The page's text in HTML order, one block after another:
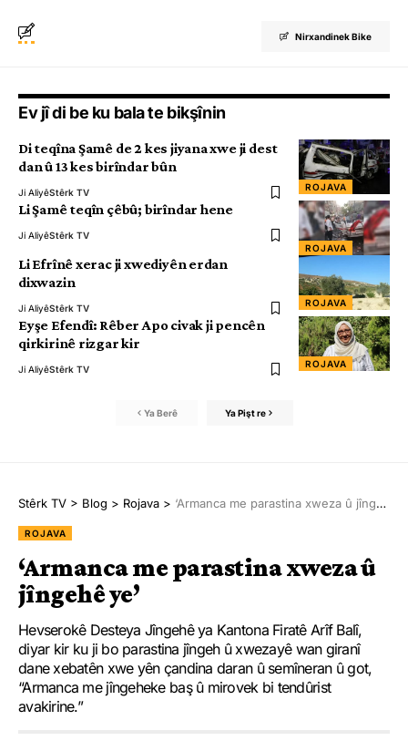
Nirxandinek Bike
Ev jî di be ku bala te bikşînin
ROJAVA
Di teqîna Şamê de 2 kes jiyana xwe ji dest
dan û 13 kes birîndar bûn
Ji AliyêStêrk TV
ROJAVA
Li Şamê teqîn çêbû; birîndar hene
Ji AliyêStêrk TV
ROJAVA
Li Efrînê xerac ji xwediyên erdan
dixwazin
Ji AliyêStêrk TV
ROJAVA
Eyşe Efendî: Rêber Apo civak ji pencên
qirkirinê rizgar kir
Ji AliyêStêrk TV
Ya Berê Ya Pişt re
Stêrk TV > Blog > Rojava > ‘Armanca me parastina xweza û jîngehê ye’
ROJAVA
‘Armanca me parastina xweza û
jîngehê ye’
Hevserokê Desteya Jîngehê ya Kantona Firatê Arîf Balî,
diyar kir ku ji bo parastina jîngeh û xwezayê wan giranî
dane xebatên xwe yên çandina daran û semîneran û got,
“Armanca me jîngeheke baş û mirovek bi tendûrist
avakirine.”